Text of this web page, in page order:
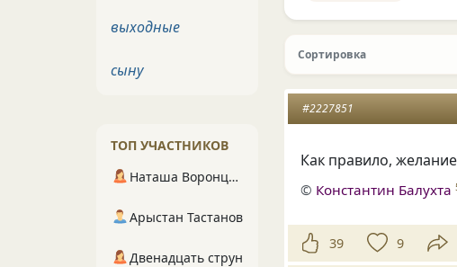
Сортировка
#2227851
Как правило,
© Константин Балухта
39 9
выходные
сыну
ТОП УЧАСТНИКОВ
Наташа Воронцова
Арыстан Тастанов
Двенадцать струн